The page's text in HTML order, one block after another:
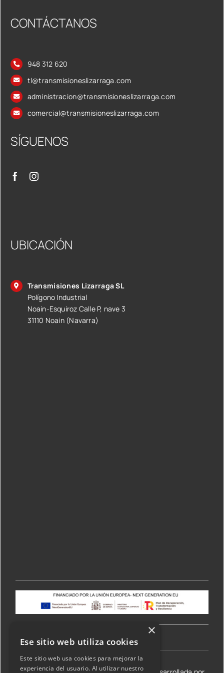
CONTÁCTANOS
948 312 620
tl@transmisioneslizarraga.com
administracion@transmisioneslizarraga.com
comercial@transmisioneslizarraga.com
SÍGUENOS
UBICACIÓN
Transmisiones Lizarraga SL
Polígono Industrial
Noain-Esquiroz Calle P, nave 3
31110 Noain (Navarra)
×
Ese sitio web utiliza cookies
Este sitio web usa cookies para mejorar la
experiencia del usuario. Al utilizar nuestro